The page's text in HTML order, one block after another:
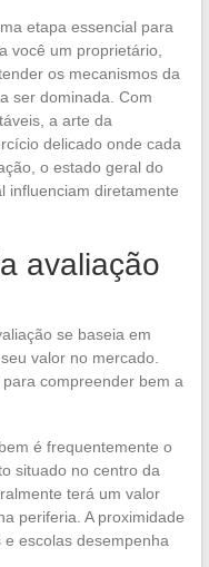
etapa essencial para
você um proprietário,
os mecanismos da
ser dominada. Com
a arte da
delicado onde cada
o estado geral do
influenciam diretamente
avaliação
se baseia em
valor no mercado.
compreender bem a
é frequentemente o
situado no centro da
terá um valor
periferia. A proximidade
escolas desempenha